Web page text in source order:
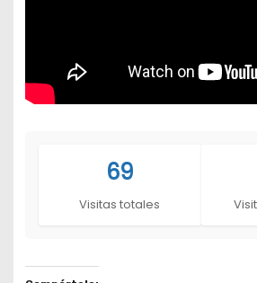
69
Visitas totales